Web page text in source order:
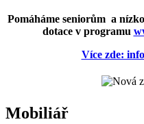
Pomáháme seniorům a
dotace v programu
Více zde:
Mobiliář